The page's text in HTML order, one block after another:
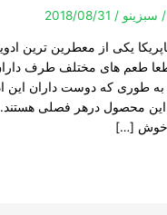
/ سبزینو/
2018/08/31
پاپریکا یکی از معطرین ترین
طعم های مختلف طرف
طوری که دوست داران این
محصول درهر فصلی هستند.
خوش […]